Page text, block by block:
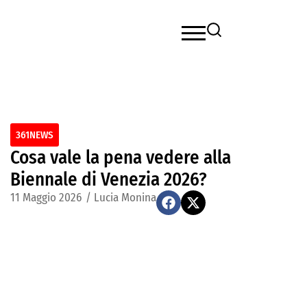
361NEWS
Cosa vale la pena vedere alla
Biennale di Venezia 2026?
11 Maggio 2026 / Lucia Monina